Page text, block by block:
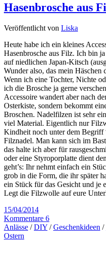
Hasenbrosche aus
Veröffentlicht von Liska
Heute habe ich ein kleines
Hasenbrosche aus Filz. Ich bin
auf niedlichen Japan-Kitsch
Wunder also, das mein
Wenn ich eine Tochter, Nichte
ich die Brosche ja gerne
Accessoire wandert aber nach
Osterkiste, sondern bekommt
Broschen. Nadelfilzen ist sehr
viel Material. Eigentlich nur
Kindheit noch unter dem Begriff
Filznadel. Man kann sich im
das halte ich aber für
oder eine Styroporplatte dient
geht’s: Ihr nehmt einfach ein
grob in die Form, die ihr später
ein Stück für das Gesicht und je
Legt die Filzwolle auf eure
15/04/2014
Kommentare 6
Anlässe /DIY /Geschenkideen /
Ostern